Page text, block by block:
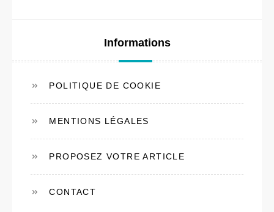
Informations
POLITIQUE DE COOKIE
MENTIONS LÉGALES
PROPOSEZ VOTRE ARTICLE
CONTACT